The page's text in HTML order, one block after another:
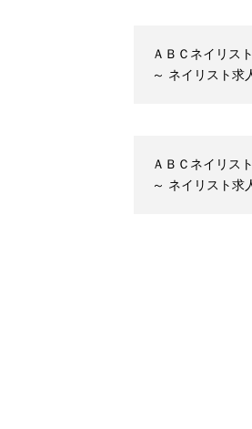
ＡＢＣネイリス
～ ネイリスト求
ＡＢＣネイリス
～ ネイリスト求